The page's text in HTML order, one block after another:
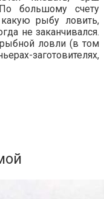
По большому счету
рыбу ловить,
не заканчивался.
ловли (в том
заготовителях,